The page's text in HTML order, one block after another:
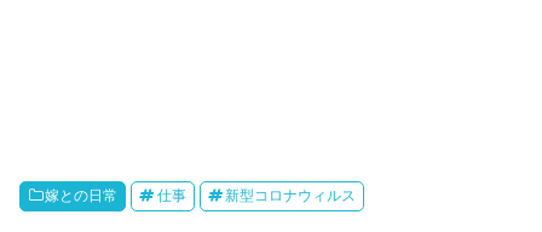
嫁との日常 仕事 新型コロナウィルス